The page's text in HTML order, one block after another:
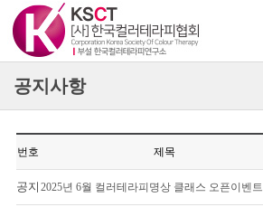
공지사항
번호 제목
공지 2025년 6월 컬러테라피명상 클래스 오픈이벤트